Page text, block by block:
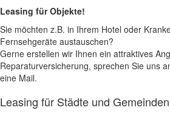
Leasing für Objekte!
Sie möchten z.B. in Ihrem Hotel oder
Fernsehgeräte austauschen?
Gerne erstellen wir Ihnen ein attraktives
Reparaturversicherung, sprechen Sie uns
eine Mail.
Leasing für Städte und Gemeinden